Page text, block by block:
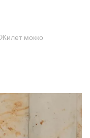
Жилет мокко